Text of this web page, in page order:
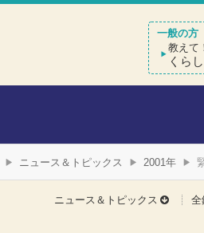
教えて
くら
ニュース＆トピックス 2001年
ニュース＆トピックス 全